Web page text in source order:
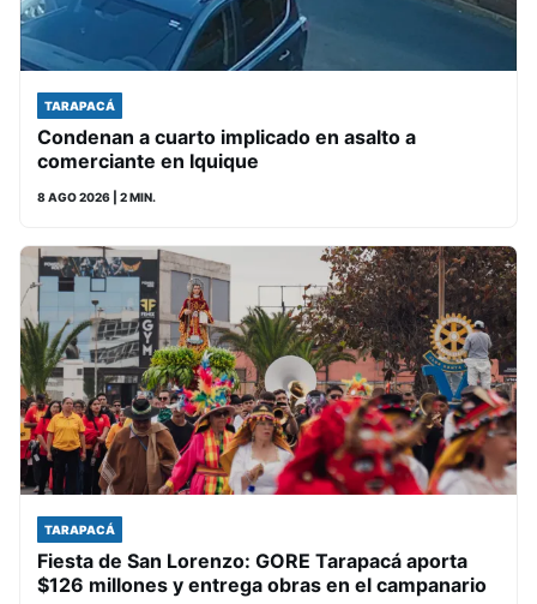
TARAPACÁ
Condenan a cuarto implicado en asalto a
comerciante en Iquique
8 AGO 2026 | 2 MIN.
TARAPACÁ
Fiesta de San Lorenzo: GORE Tarapacá aporta
$126 millones y entrega obras en el campanario